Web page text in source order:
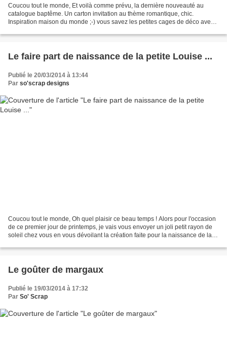
Coucou tout le monde, Et voilà comme prévu, la dernière nouveauté au
catalogue baptême. Un carton invitation au thème romantique, chic.
Inspiration maison du monde ;-) vous savez les petites cages de déco avec
Le faire part de naissance de la petite Louise ...
Publié le 20/03/2014 à 13:44
Par so'scrap designs
Coucou tout le monde, Oh quel plaisir ce beau temps ! Alors pour l'occasion
de ce premier jour de printemps, je vais vous envoyer un joli petit rayon de
soleil chez vous en vous dévoilant la création faite pour la naissance de la
Le goûter de margaux
Publié le 19/03/2014 à 17:32
Par So' Scrap